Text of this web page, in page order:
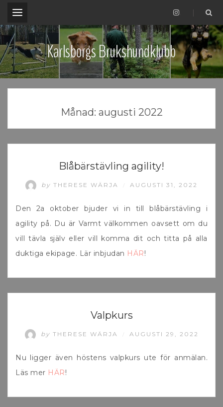
.
Karlsborgs Brukshundklubb
Månad: augusti 2022
UNCATEGORIZEDBlåbärstävling agility!
by THERESE WÄRJA AUGUSTI 31, 2022
Den 2a oktober bjuder vi in till blåbärstävling i
agility på. Du är Varmt välkommen oavsett om du
vill tävla själv eller vill komma dit och titta på alla
duktiga ekipage. Lär inbjudan HÄR!
Valpkurs
by THERESE WÄRJA AUGUSTI 29, 2022
Nu ligger även höstens valpkurs ute för anmälan.
Läs mer HÄR!